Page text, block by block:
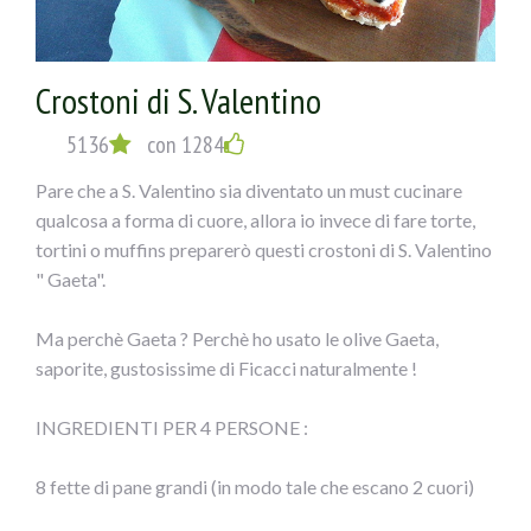
forno unta, irrorare leggermente di olio, un pizzico di sale
e infornare a 180° per circa 20-25 minuti.
Crostoni di S. Valentino
5136 con 1284
Pare che a S. Valentino sia diventato un must cucinare
qualcosa a forma di cuore, allora io invece di fare torte,
tortini o muffins preparerò questi crostoni di S. Valentino
" Gaeta".
Ma perchè Gaeta ? Perchè ho usato le olive Gaeta,
saporite, gustosissime di Ficacci naturalmente !
INGREDIENTI PER 4 PERSONE :
8 fette di pane grandi (in modo tale che escano 2 cuori)